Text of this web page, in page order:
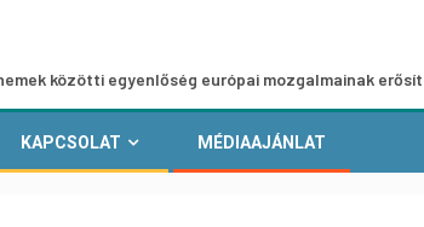
egyenlőség európai mozgalmainak erősítésére
KAPCSOLAT MÉDIAAJÁNLAT